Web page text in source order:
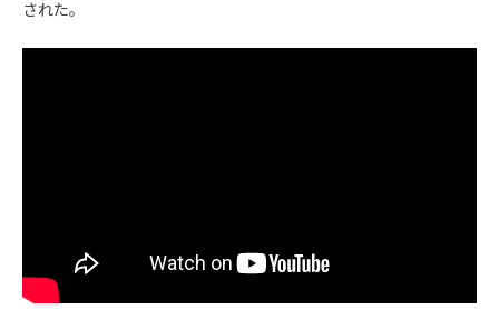
された。